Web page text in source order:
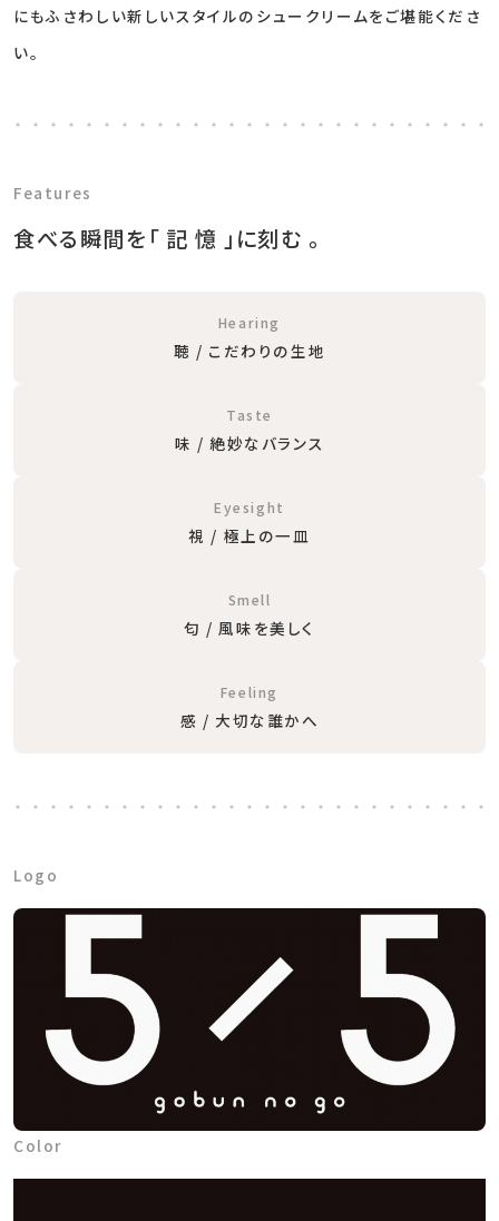
にもふさわしい新しいスタイルのシュークリームをご堪能くださ
い。
Features
食べる瞬間を「 記 憶 」に刻む 。
Hearing
聴 / こだわりの生地
Taste
味 / 絶妙なバランス
Eyesight
視 / 極上の一皿
Smell
匂 / 風味を美しく
Feeling
感 / 大切な誰かへ
Logo
Color